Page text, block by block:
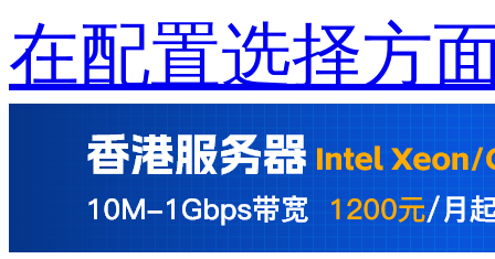
在配置选择方